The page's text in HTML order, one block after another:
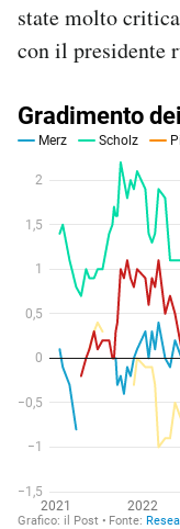
state molto
con il presidente